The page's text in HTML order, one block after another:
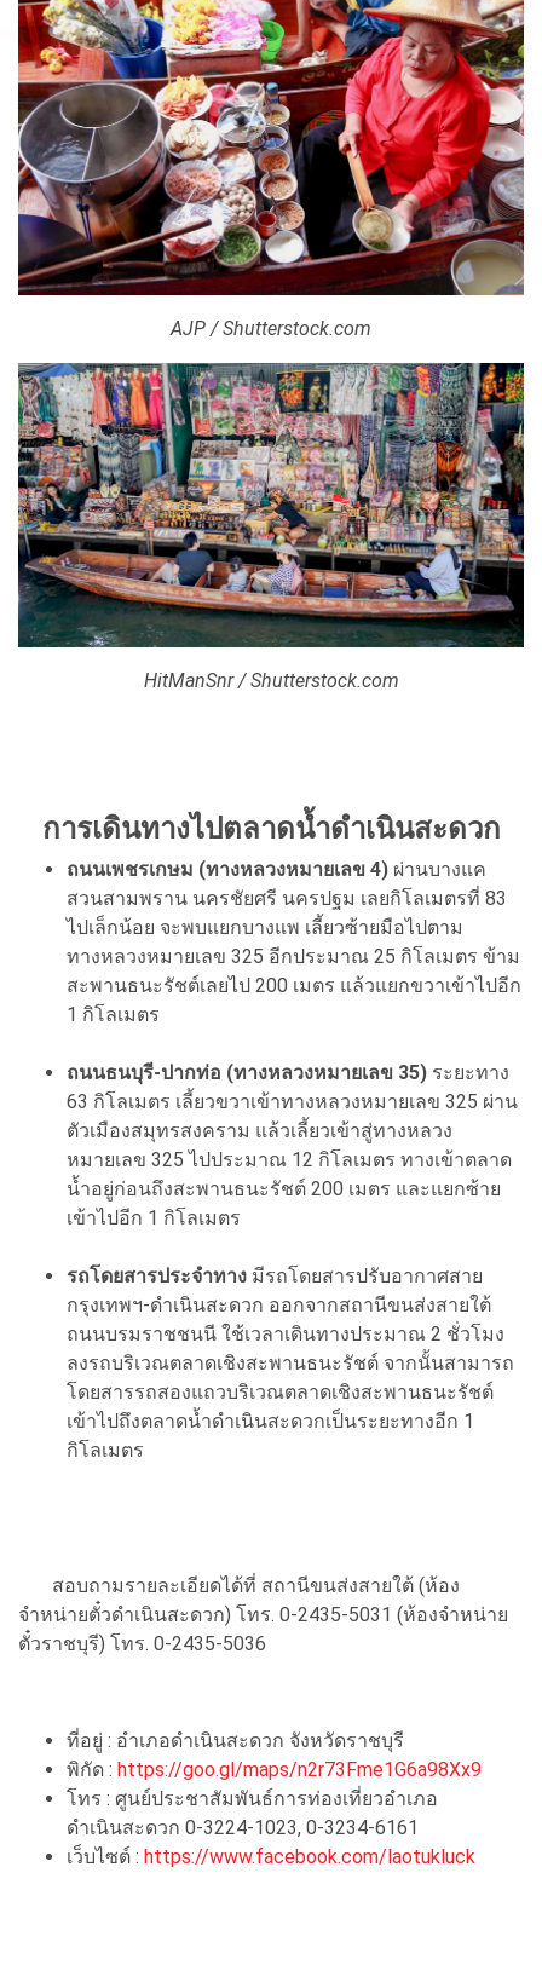
AJP / Shutterstock.com
HitManSnr / Shutterstock.com
การเดินทางไปตลาดน้ำดำเนินสะดวก
ถนนเพชรเกษม (ทางหลวงหมายเลข 4) ผ่านบางแค
สวนสามพราน นครชัยศรี นครปฐม เลยกิโลเมตรที่ 83
ไปเล็กน้อย จะพบแยกบางแพ เลี้ยวซ้ายมือไปตาม
ทางหลวงหมายเลข 325 อีกประมาณ 25 กิโลเมตร ข้าม
สะพานธนะรัชต์เลยไป 200 เมตร แล้วแยกขวาเข้าไปอีก
1 กิโลเมตร
ถนนธนบุรี-ปากท่อ (ทางหลวงหมายเลข 35) ระยะทาง
63 กิโลเมตร เลี้ยวขวาเข้าทางหลวงหมายเลข 325 ผ่าน
ตัวเมืองสมุทรสงคราม แล้วเลี้ยวเข้าสู่ทางหลวง
หมายเลข 325 ไปประมาณ 12 กิโลเมตร ทางเข้าตลาด
น้ำอยู่ก่อนถึงสะพานธนะรัชต์ 200 เมตร และแยกซ้าย
เข้าไปอีก 1 กิโลเมตร
รถโดยสารประจำทาง มีรถโดยสารปรับอากาศสาย
กรุงเทพฯ-ดำเนินสะดวก ออกจากสถานีขนส่งสายใต้
ถนนบรมราชชนนี ใช้เวลาเดินทางประมาณ 2 ชั่วโมง
ลงรถบริเวณตลาดเชิงสะพานธนะรัชต์ จากนั้นสามารถ
โดยสารรถสองแถวบริเวณตลาดเชิงสะพานธนะรัชต์
เข้าไปถึงตลาดน้ำดำเนินสะดวกเป็นระยะทางอีก 1
กิโลเมตร
สอบถามรายละเอียดได้ที่ สถานีขนส่งสายใต้ (ห้อง
จำหน่ายตั๋วดำเนินสะดวก) โทร. 0-2435-5031 (ห้องจำหน่าย
ตั๋วราชบุรี) โทร. 0-2435-5036
ที่อยู่ : อำเภอดำเนินสะดวก จังหวัดราชบุรี
พิกัด : https://goo.gl/maps/n2r73Fme1G6a98Xx9
โทร : ศูนย์ประชาสัมพันธ์การท่องเที่ยวอำเภอ
ดำเนินสะดวก 0-3224-1023, 0-3234-6161
เว็บไซต์ : https://www.facebook.com/laotukluck